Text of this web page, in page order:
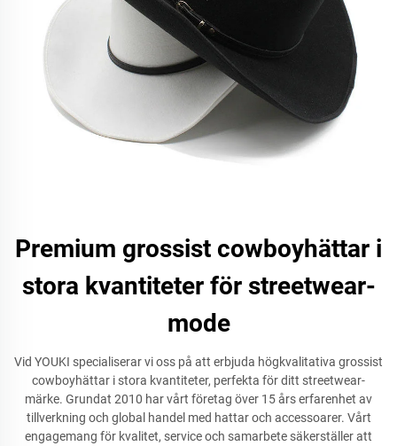
Premium grossist cowboyhättar i
stora kvantiteter för streetwear-
mode
Vid YOUKI specialiserar vi oss på att erbjuda högkvalitativa grossist
cowboyhättar i stora kvantiteter, perfekta för ditt streetwear-
märke. Grundat 2010 har vårt företag över 15 års erfarenhet av
tillverkning och global handel med hattar och accessoarer. Vårt
engagemang för kvalitet, service och samarbete säkerställer att